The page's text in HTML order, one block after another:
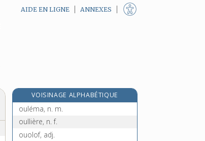
AIDE EN LIGNE ANNEXES
VOISINAGE ALPHABÉTIQUE
oukase, n. m.
ouléma, n. m.
oullière, n. f.
ouolof, adj.